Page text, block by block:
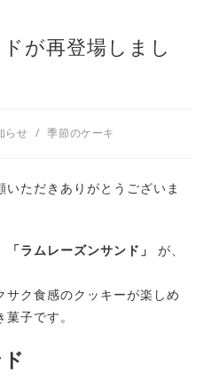
が再登場しまし
らせ / 季節のケーキ
ただきありがとうございま
「ラムレーズンサンド」
が、
ク食感のクッキーが楽しめ
子です。